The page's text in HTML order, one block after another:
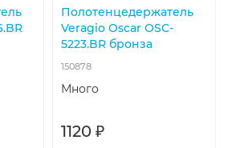
Полотенцедержатель
Veragio Oscar OSC-
5223.BR бронза
150878
Много
1120 ₽